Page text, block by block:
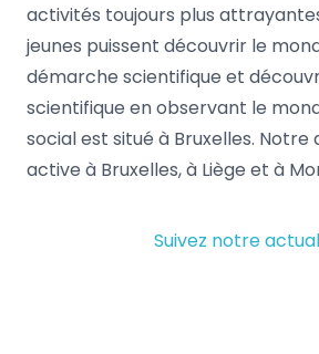
activités toujours plus
jeunes puissent découvrir le
démarche scientifique et
scientifique en observant le
social est situé à Bruxelles. Notre
active à Bruxelles, à Liège et à
Suivez notre